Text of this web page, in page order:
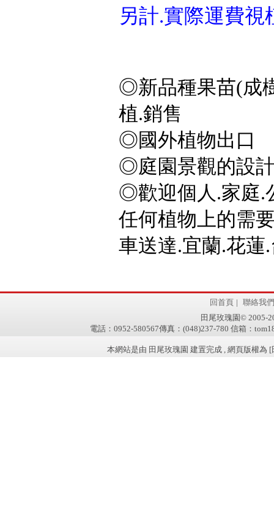
另計.實際運費
◎新品種果苗(成
植.銷售
◎國外植物出口
◎庭園景觀的設
◎歡迎個人.家庭.
任何植物上的需
車送達.宜蘭.花蓮
回首頁 | 聯絡我們
田尾玫瑰園© 2005-
電話：0952-580567傳真：(048)237-780 信箱：
本網站是由 田尾玫瑰園 建置完成 , 網頁版權為